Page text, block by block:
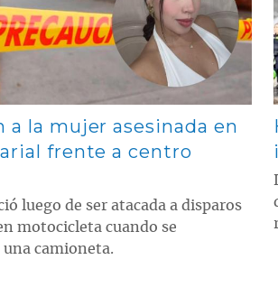
a la mujer asesinada en
frente a centro
luego de ser atacada a disparos
motocicleta cuando se
camioneta.